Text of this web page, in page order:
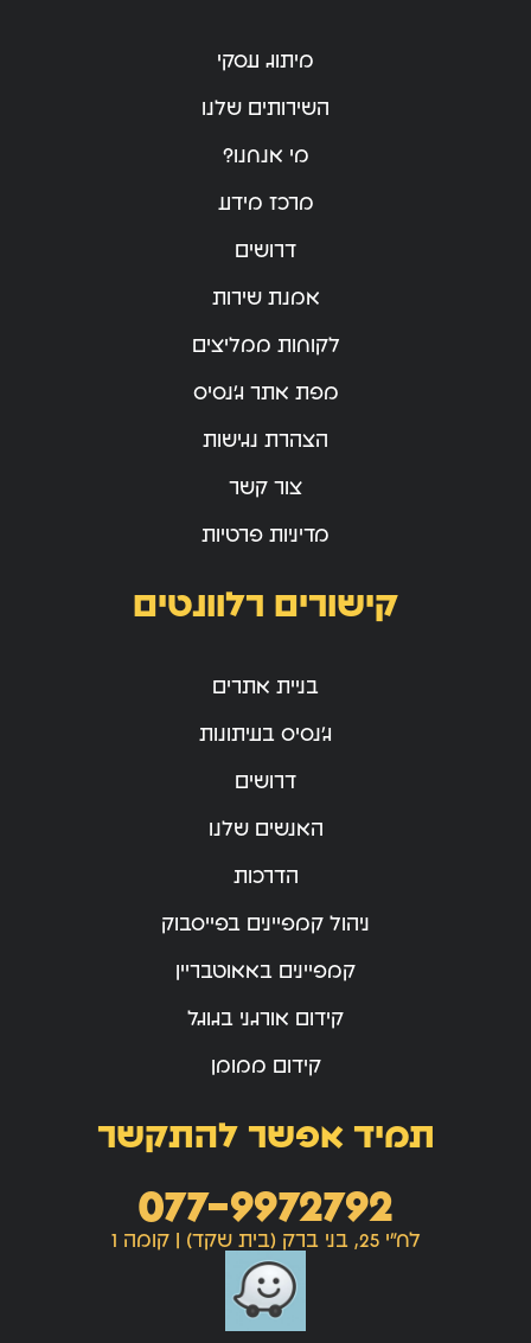
מיתוג עסקי
השירותים שלנו
מי אנחנו?
מרכז מידע
דרושים
אמנת שירות
לקוחות ממליצים
מפת אתר ג’נסיס
הצהרת נגישות
צור קשר
מדיניות פרטיות
קישורים רלוונטים
בניית אתרים
ג’נסיס בעיתונות
דרושים
האנשים שלנו
הדרכות
ניהול קמפיינים בפייסבוק
קמפיינים באאוטבריין
קידום אורגני בגוגל
קידום ממומן
תמיד אפשר להתקשר
077-9972792
לח"י 25, בני ברק (בית שקד) | קומה 1